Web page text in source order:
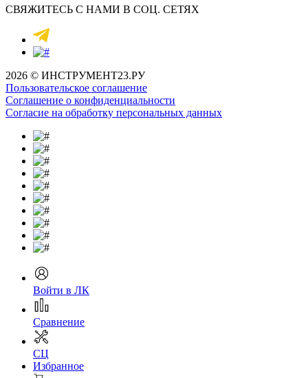
СВЯЖИТЕСЬ С НАМИ В СОЦ. СЕТЯХ
2026 © ИНСТРУМЕНТ23.РУ
Пользовательское соглашение
Соглашение о конфиденциальности
Согласие на обработку персональных данных
Войти в ЛК
Сравнение
СЦ
Избранное